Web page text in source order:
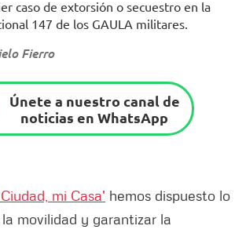
caso de extorsión o secuestro en la
147 de los GAULA militares.
Fierro
Únete a nuestro canal de
noticias en WhatsApp
mi Casa' hemos dispuesto lo
movilidad y garantizar la